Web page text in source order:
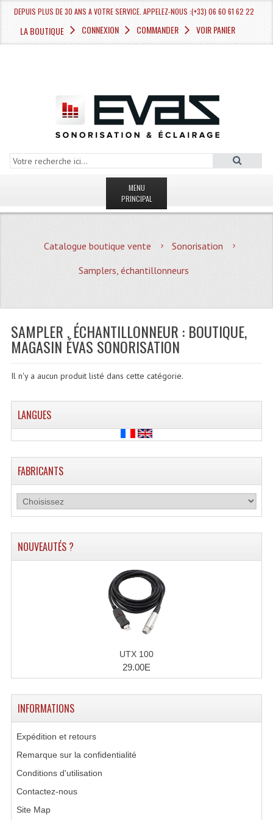
DEPUIS PLUS DE 30 ANS A VOTRE SERVICE. APPELEZ-NOUS :(+33) 06 60 61 62 22
LA BOUTIQUE CONNEXION COMMANDER VOIR PANIER
MENU
PRINCIPAL
MAGASIN
Quoi De Neuf?
Plan Acces, Horaires.
Location De Matériel
Le Matériel D´occasion
Recherche Avancée
Accessoires Micro, Pieds De Régie
Cellule (s)
Diamants
Pieds D'enceintes
Selecteurs Audio Vidéo
Casques Stéréo
Compresseurs , Limiteurs , Noise Gate
Catalogue boutique vente
Sonorisation
Samplers, échantillonneurs
SAMPLER , ÉCHANTILLONNEUR : BOUTIQUE,
MAGASIN ÉVAS SONORISATION
Il n'y a aucun produit listé dans cette catégorie.
LANGUES
FABRICANTS
NOUVEAUTÉS ?
UTX 100
29.00E
INFORMATIONS
Expédition et retours
Remarque sur la confidentialité
Conditions d'utilisation
Contactez-nous
Site Map